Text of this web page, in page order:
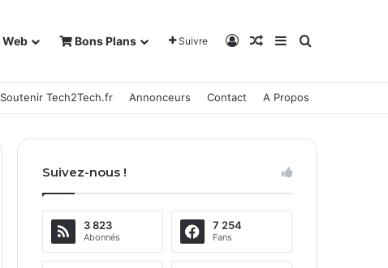
Web Bons Plans Suivre Connexion
Article Aléatoire
Sidebar (barre
Rechercher
Soutenir Tech2Tech.fr Annonceurs Contact A Propos
Suivez-nous !
3 823
Abonnés
7 254
Fans